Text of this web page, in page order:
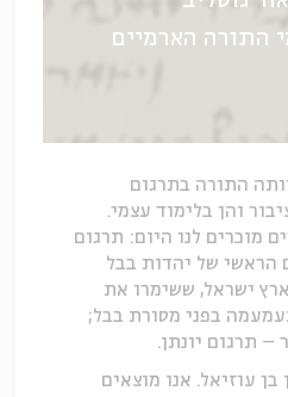
התורה הארמיים
התורה בתרגום
והן בלימוד עצמי.
מוכרים לנו היום: תרגום
הראשי של יהדות בבל
ארץ ישראל, ששימרו את
בפני מסורת בבל;
– תרגום יונתן.
בן עוזיאל. אנו מוצאים